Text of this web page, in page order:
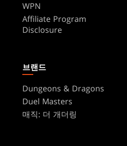
WPN
Affiliate Program
Disclosure
브랜드
Dungeons & Dragons
Duel Masters
매직: 더 개더링